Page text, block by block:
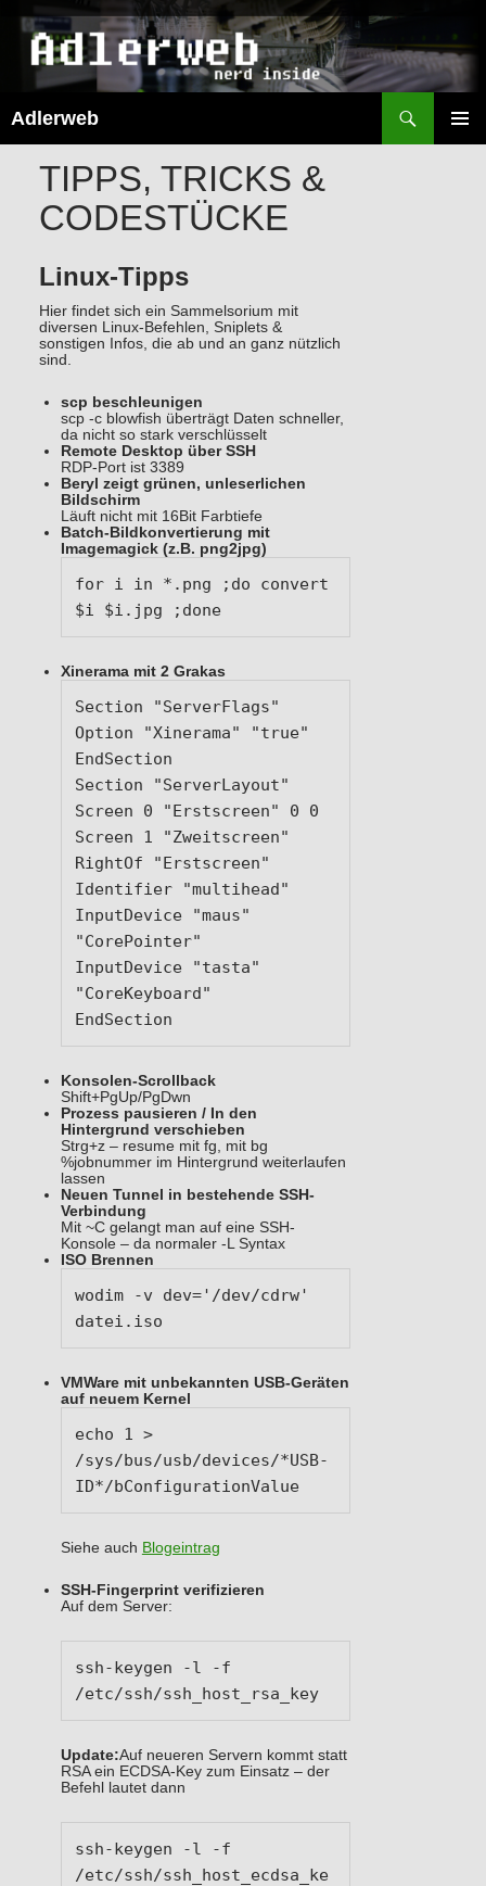
Adlerweb
SPRINGEN
TIPPS, TRICKS &
CODESTÜCKE
Linux-Tipps
Hier findet sich ein Sammelsorium mit
diversen Linux-Befehlen, Sniplets &
sonstigen Infos, die ab und an ganz nützlich
sind.
scp beschleunigen
scp -c blowfish überträgt Daten schneller,
da nicht so stark verschlüsselt
Remote Desktop über SSH
RDP-Port ist 3389
Beryl zeigt grünen, unleserlichen
Bildschirm
Läuft nicht mit 16Bit Farbtiefe
Batch-Bildkonvertierung mit
Imagemagick (z.B. png2jpg)
for i in *.png ;do convert
$i $i.jpg ;done
Xinerama mit 2 Grakas
Section "ServerFlags"
Option "Xinerama" "true"
EndSection
Section "ServerLayout"
Screen 0 "Erstscreen" 0 0
Screen 1 "Zweitscreen"
RightOf "Erstscreen"
Identifier "multihead"
InputDevice "maus"
"CorePointer"
InputDevice "tasta"
"CoreKeyboard"
EndSection
Konsolen-Scrollback
Shift+PgUp/PgDwn
Prozess pausieren / In den
Hintergrund verschieben
Strg+z – resume mit fg, mit bg
%jobnummer im Hintergrund weiterlaufen
lassen
Neuen Tunnel in bestehende SSH-
Verbindung
Mit ~C gelangt man auf eine SSH-
Konsole – da normaler -L Syntax
ISO Brennen
wodim -v dev='/dev/cdrw'
datei.iso
VMWare mit unbekannten USB-Geräten
auf neuem Kernel
echo 1 >
/sys/bus/usb/devices/*USB-
ID*/bConfigurationValue
Siehe auch Blogeintrag
SSH-Fingerprint verifizieren
Auf dem Server:
ssh-keygen -l -f
/etc/ssh/ssh_host_rsa_key
Update:Auf neueren Servern kommt statt
RSA ein ECDSA-Key zum Einsatz – der
Befehl lautet dann
ssh-keygen -l -f
/etc/ssh/ssh_host_ecdsa_ke